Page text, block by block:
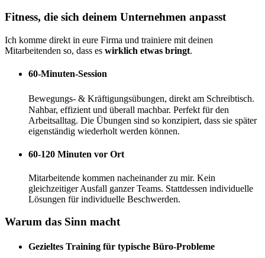
Fitness, die sich deinem Unternehmen anpasst
Ich komme direkt in eure Firma und trainiere mit deinen
Mitarbeitenden so, dass es wirklich etwas bringt.
60-Minuten-Session
Bewegungs- & Kräftigungsübungen, direkt am Schreibtisch.
Nahbar, effizient und überall machbar. Perfekt für den
Arbeitsalltag. Die Übungen sind so konzipiert, dass sie später
eigenständig wiederholt werden können.
60-120 Minuten vor Ort
Mitarbeitende kommen nacheinander zu mir. Kein
gleichzeitiger Ausfall ganzer Teams. Stattdessen individuelle
Lösungen für individuelle Beschwerden.
Warum das Sinn macht
Gezieltes Training für typische Büro-Probleme